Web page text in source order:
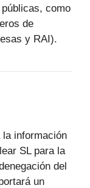
como
de
y RAI).
la información
SL para la
del
un